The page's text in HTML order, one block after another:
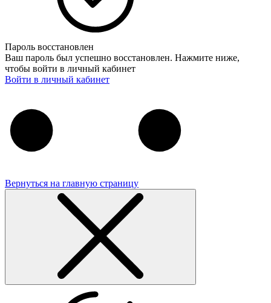
Пароль восстановлен
Ваш пароль был успешно восстановлен. Нажмите ниже,
чтобы войти в личный кабинет
Войти в личный кабинет
Вернуться на главную страницу